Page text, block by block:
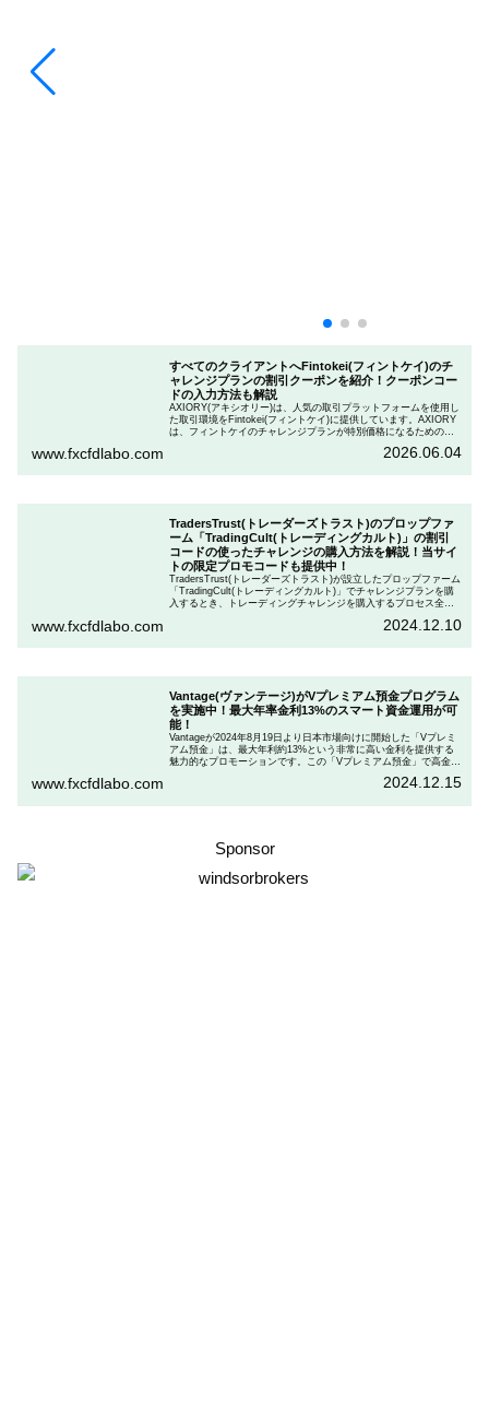
すべてのクライアントへFintokei(フィントケイ)のチ
ャレンジプランの割引クーポンを紹介！クーポンコー
ドの入力方法も解説
AXIORY(アキシオリー)は、人気の取引プラットフォームを使用し
た取引環境をFintokei(フィントケイ)に提供しています。AXIORY
は、フィントケイのチャレンジプランが特別価格になるためのク
ランを申し込むときのクーポンコードを入力して割引にする方法
www.fxcfdlabo.com 2026.06.04
TradersTrust(トレーダーズトラスト)のプロップファ
ーム「TradingCult(トレーディングカルト)」の割引
コードの使ったチャレンジの購入方法を解説！当サイ
トの限定プロモコードも提供中！
TradersTrust(トレーダーズトラスト)が設立したプロップファーム
「TradingCult(トレーディングカルト)」でチャレンジプランを購
入するとき、トレーディングチャレンジを購入するプロセス全体
ます。さらに、TradingCultがほぼ定期的に実施している割引コー
www.fxcfdlabo.com 2024.12.10
Vantage(ヴァンテージ)がVプレミアム預金プログラム
を実施中！最大年率金利13%のスマート資金運用が可
能！
Vantageが2024年8月19日より日本市場向けに開始した「Vプレミ
アム預金」は、最大年利約13%という非常に高い金利を提供する
魅力的なプロモーションです。この「Vプレミアム預金」で高金利
「Vプレミアム預金」を行いたい人は、この記事をしっかりと読ん
www.fxcfdlabo.com 2024.12.15
Sponsor